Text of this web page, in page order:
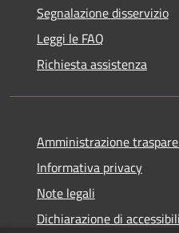
Segnalazione disservizio
Leggi le FAQ
Richiesta assistenza
Amministrazione
Informativa privacy
Note legali
Dichiarazione di